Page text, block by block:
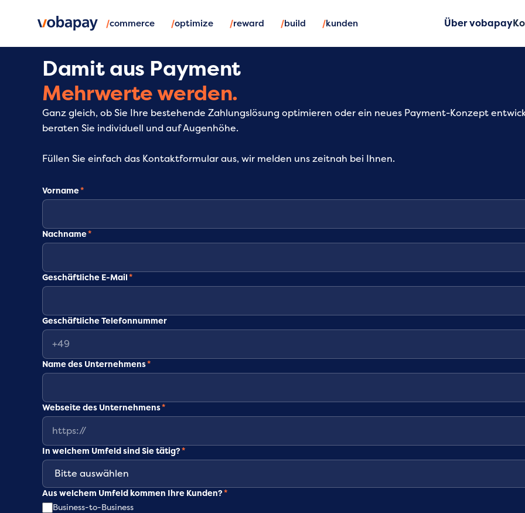
/commerce /optimize /reward /build /kunden Über vobapay
Damit aus Payment
Mehrwerte werden.
Ganz gleich, ob Sie Ihre bestehende Zahlungslösung optimieren oder ein neues Payment-Konzept
beraten Sie individuell und auf Augenhöhe.
Füllen Sie einfach das Kontaktformular aus, wir melden uns zeitnah bei Ihnen.
Vorname*
Nachname*
Geschäftliche E-Mail*
Geschäftliche Telefonnummer
Name des Unternehmens*
Webseite des Unternehmens*
In welchem Umfeld sind Sie tätig?*
Aus welchem Umfeld kommen Ihre Kunden?*
Business-to-Business